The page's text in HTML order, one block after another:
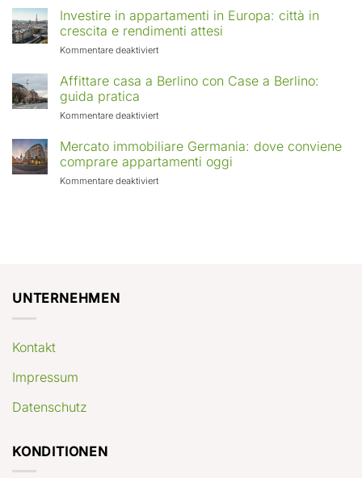
Investire in appartamenti in Europa: città in
crescita e rendimenti attesi
Kommentare deaktiviertfür
in
Europa:
in
crescita
rendimenti
Affittare casa a Berlino con Case a Berlino:
guida pratica
Kommentare deaktiviertfür
casa
a
Berlino
con
Mercato immobiliare Germania: dove conviene
comprare appartamenti oggi
Kommentare deaktiviertfür
UNTERNEHMEN
Kontakt
Impressum
Datenschutz
KONDITIONEN